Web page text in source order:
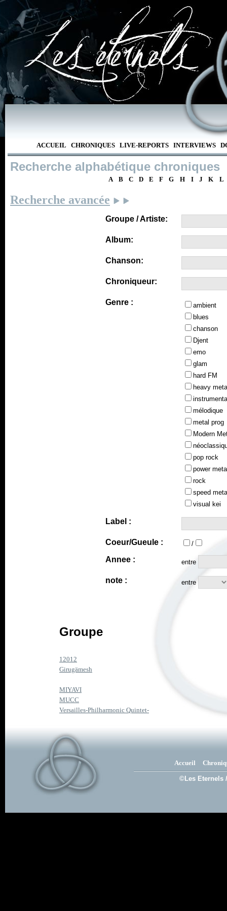
ACCUEIL CHRONIQUES LIVE-REPORTS INTERVIEWS
Recherche alphabétique chroniques
A B C D E F G H I J K L
Recherche avancée
Groupe / Artiste:
Album:
Chanson:
Chroniqueur:
Genre :
ambient
blues
chanson
Djent
emo
glam
hard FM
heavy
mélodique
metal prog
Modern
pop rock
power
rock
speed
visual kei
Label :
Coeur/Gueule : /
Annee : entre
note : entre
Groupe
12012
Girugämesh
MIYAVI
MUCC
Versailles-Philharmonic Quintet-
Accueil
©Les Eternels